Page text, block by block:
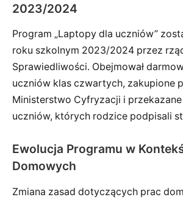
2023/2024
Program „Laptopy dla uczniów”
roku szkolnym 2023/2024 przez
Sprawiedliwości. Obejmował
uczniów klas czwartych, zakupione
Ministerstwo Cyfryzacji i
uczniów, których rodzice podpisali
Ewolucja Programu w
Domowych
Zmiana zasad dotyczących prac